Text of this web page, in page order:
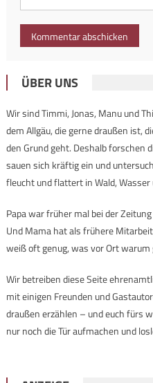
ÜBER UNS
Wir sind Timmi, Jonas, Manu und
dem Allgäu, die gerne draußen ist,
den Grund geht. Deshalb forschen
sauen sich kräftig ein und
fleucht und flattert in Wald, Wasser
Papa war früher mal bei der
Und Mama hat als frühere
weiß oft genug, was vor Ort
Wir betreiben diese Seite
mit einigen Freunden und
draußen erzählen – und euch fürs
nur noch die Tür aufmachen und